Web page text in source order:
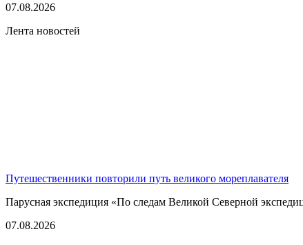
07.08.2026
Лента новостей
Путешественники повторили путь великого мореплавателя
Парусная экспедиция «По следам Великой Северной
07.08.2026